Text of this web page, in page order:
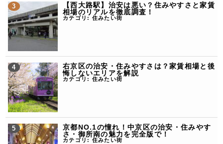
【西大路駅】治安は悪い？住みやすさと家賃
相場のリアルを徹底調査！
カテゴリ: 住みたい街
右京区の治安・住みやすさは？家賃相場と後
悔しないエリアを解説
カテゴリ: 住みたい街
京都NO.1の憧れ！中京区の治安・住みやす
さ・御所南の魅力を完全版で！
カテゴリ: 住みたい街